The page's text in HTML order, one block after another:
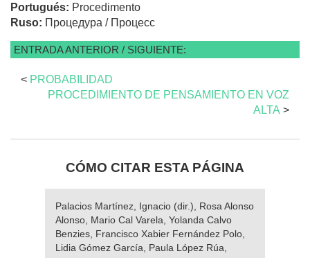
Portugués: Procedimento
Ruso: Процедура / Процесс
ENTRADA ANTERIOR / SIGUIENTE:
< PROBABILIDAD
PROCEDIMIENTO DE PENSAMIENTO EN VOZ
ALTA >
CÓMO CITAR ESTA PÁGINA
Palacios Martínez, Ignacio (dir.), Rosa Alonso
Alonso, Mario Cal Varela, Yolanda Calvo
Benzies, Francisco Xabier Fernández Polo,
Lidia Gómez García, Paula López Rúa,